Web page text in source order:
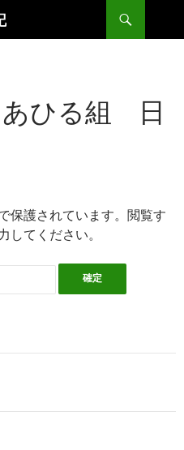
あひる組 日
保護されています。閲覧す
してください。